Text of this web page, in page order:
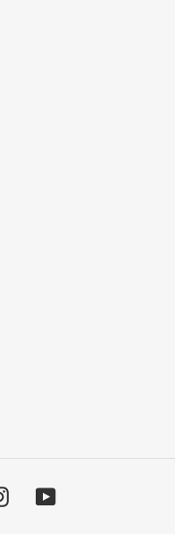
InstagramYouTube